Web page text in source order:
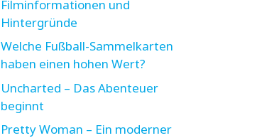
Filminformationen und
Hintergründe
Welche Fußball-Sammelkarten
haben einen hohen Wert?
Uncharted – Das Abenteuer
beginnt
Pretty Woman – Ein moderner